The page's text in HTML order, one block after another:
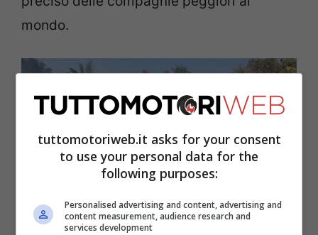
mondo.
tuttomotoriweb.it asks for your consent
to use your personal data for the
following purposes:
Personalised advertising and content, advertising and
content measurement, audience research and
services development